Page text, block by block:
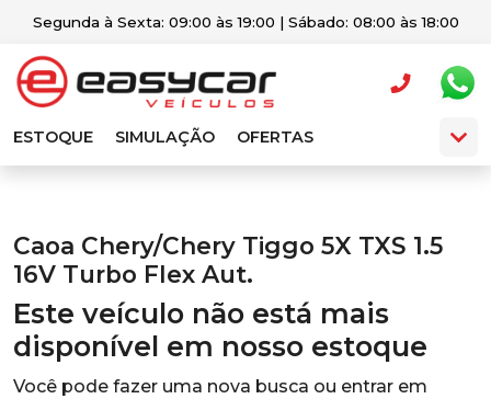
Segunda à Sexta: 09:00 às 19:00 | Sábado: 08:00 às 18:00
ESTOQUE SIMULAÇÃO OFERTAS
Caoa Chery/Chery Tiggo 5X TXS 1.5
16V Turbo Flex Aut.
Este veículo não está mais
disponível em nosso estoque
Você pode fazer uma nova busca ou entrar em